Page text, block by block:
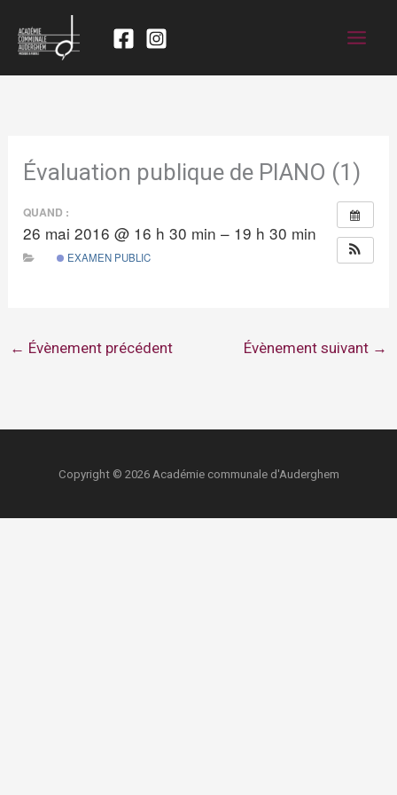
Évaluation publique de PIANO (1)
QUAND :
26 mai 2016 @ 16 h 30 min – 19 h 30 min
EXAMEN PUBLIC
← Évènement précédent Évènement suivant →
Copyright © 2026 Académie communale d'Auderghem